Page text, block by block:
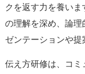
クを返す力を養い
の理解を深め、論
ゼンテーションや提
伝え方研修は、コミ